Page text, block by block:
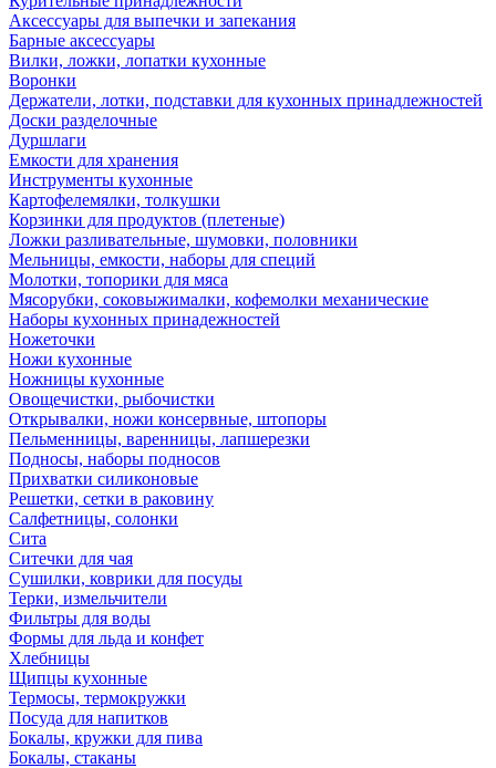
Аксессуары для выпечки и запекания
Барные аксессуары
Вилки, ложки, лопатки кухонные
Воронки
Держатели, лотки, подставки для кухонных принадлежностей
Доски разделочные
Дуршлаги
Емкости для хранения
Инструменты кухонные
Картофелемялки, толкушки
Корзинки для продуктов (плетеные)
Ложки разливательные, шумовки, половники
Мельницы, емкости, наборы для специй
Молотки, топорики для мяса
Мясорубки, соковыжималки, кофемолки механические
Наборы кухонных принадежностей
Ножеточки
Ножи кухонные
Ножницы кухонные
Овощечистки, рыбочистки
Открывалки, ножи консервные, штопоры
Пельменницы, варенницы, лапшерезки
Подносы, наборы подносов
Прихватки силиконовые
Решетки, сетки в раковину
Салфетницы, солонки
Сита
Ситечки для чая
Сушилки, коврики для посуды
Терки, измельчители
Фильтры для воды
Формы для льда и конфет
Хлебницы
Щипцы кухонные
Термосы, термокружки
Посуда для напитков
Бокалы, кружки для пива
Бокалы, стаканы